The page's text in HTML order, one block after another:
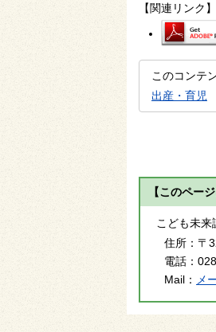
【関連リンク】
このコンテ
出産・育児
【このペー
こども未来
住所： 〒
電話：
Mail：
メ